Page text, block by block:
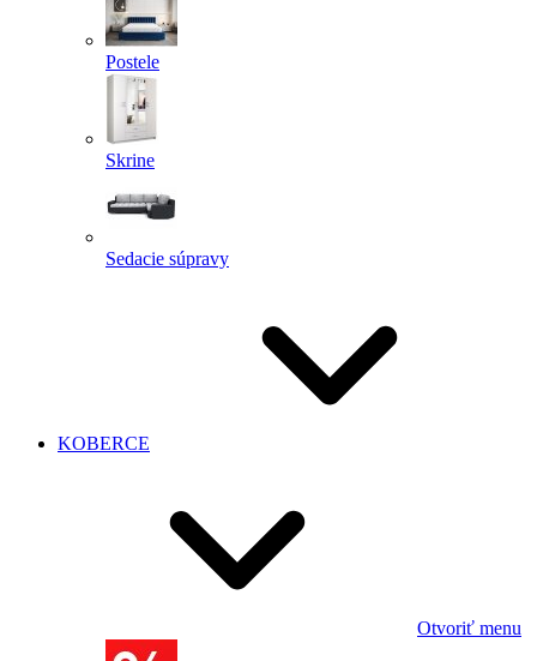
Postele
Skrine
Sedacie súpravy
KOBERCE
Otvoriť menu